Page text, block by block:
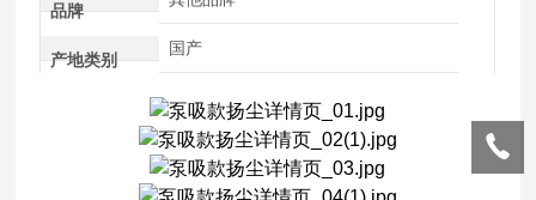
品牌
产地类别
国产